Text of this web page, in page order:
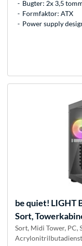
Bugter: 2x 3,5
Formfaktor: ATX
Power supply
be quiet! LIGHT
Sort,
Sort, Midi Tower, PC,